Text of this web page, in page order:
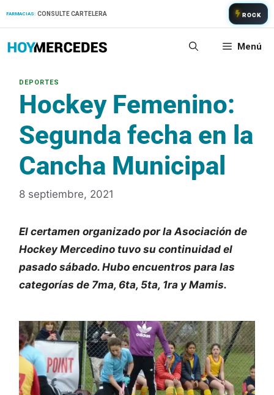
FARMACIAS: CONSULTE CARTELERA ROCK
Menú
Hockey Femenino:
Segunda fecha en la
Cancha Municipal
8 septiembre, 2021
El certamen organizado por la Asociación de
Hockey Mercedino tuvo su continuidad el
pasado sábado. Hubo encuentros para las
categorías de 7ma, 6ta, 5ta, 1ra y Mamis.